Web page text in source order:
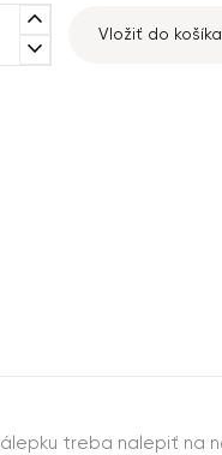
expand_less
expand_more
Vložiť do košíka
treba nalepiť na